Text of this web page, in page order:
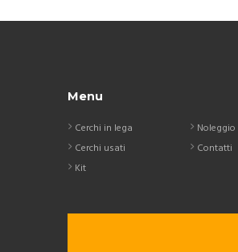
Menu
Cerchi in lega
Cerchi usati
Kit
Noleggio
Contatti